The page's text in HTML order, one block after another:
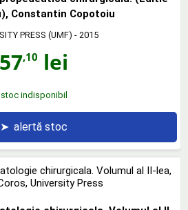
Constantin Copotoiu
PRESS (UMF) - 2015
57,10 lei
stoc indisponibil
➤ alertă stoc